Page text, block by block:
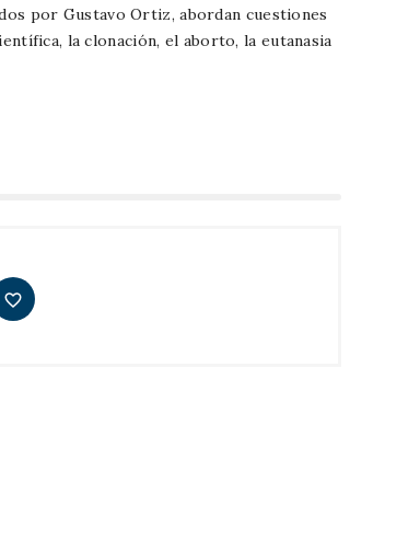
por Gustavo Ortiz, abordan cuestiones
la clonación, el aborto, la eutanasia
favorite_border